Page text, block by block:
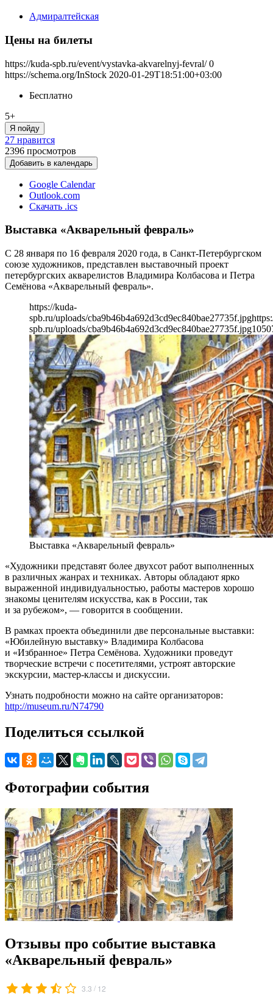
Адмиралтейская
Цены на билеты
https://kuda-spb.ru/event/vystavka-akvarelnyj-fevral/ 0
https://schema.org/InStock 2020-01-29T18:51:00+03:00
Бесплатно
5+
Я пойду
27 нравится
2396 просмотров
Добавить в календарь
Google Calendar
Outlook.com
Скачать .ics
Выставка «Акварельный февраль»
С 28 января по 16 февраля 2020 года, в Санкт-Петербургском
союзе художников, представлен выставочный проект
петербургских акварелистов Владимира Колбасова и Петра
Семёнова «Акварельный февраль».
https://kuda-
spb.ru/uploads/cba9b46b4a692d3cd9ec840bae27735f.jpg
spb.ru/uploads/cba9b46b4a692d3cd9ec840bae27735f.jpg1050
Выставка «Акварельный февраль»
«Художники представят более двухсот работ выполненных
в различных жанрах и техниках. Авторы обладают ярко
выраженной индивидуальностью, работы мастеров хорошо
знакомы ценителям искусства, как в России, так
и за рубежом», — говорится в сообщении.
В рамках проекта объединили две персональные выставки:
«Юбилейную выставку» Владимира Колбасова
и «Избранное» Петра Семёнова. Художники проведут
творческие встречи с посетителями, устроят авторские
экскурсии, мастер-классы и дискуссии.
Узнать подробности можно на сайте организаторов:
http://museum.ru/N74790
Поделиться ссылкой
Фотографии события
Отзывы про событие выставка
«Акварельный февраль»
3.3 / 12